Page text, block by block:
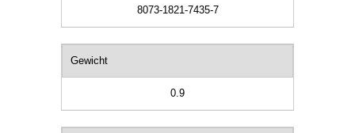
8073-1821-7435-7
Gewicht
0.9